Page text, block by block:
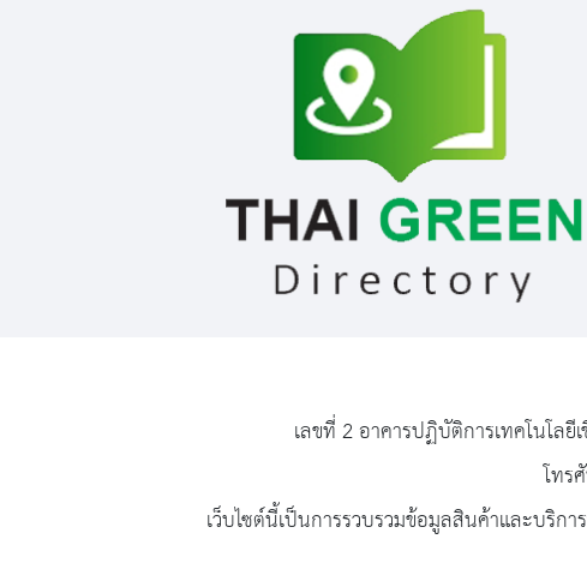
เลขที่ 2 อาคารปฏิบัติการเทคโนโล
โทร
เว็บไซต์นี้เป็นการรวบรวมข้อมูลสินค้าและบริก